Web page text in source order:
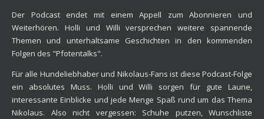
Der Podcast endet mit einem Appell zum Abonnieren und
Weiterhören. Holli und Willi versprechen weitere spannende
Themen und unterhaltsame Geschichten in den kommenden
Folgen des "Pfotentalks".
Für alle Hundeliebhaber und Nikolaus-Fans ist diese Podcast-Folge
ein absolutes Muss. Holli und Willi sorgen für gute Laune,
interessante Einblicke und jede Menge Spaß rund um das Thema
Nikolaus. Also nicht vergessen: Schuhe putzen, Wunschliste